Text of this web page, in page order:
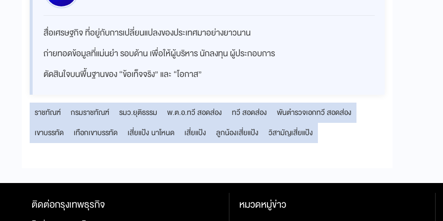
สื่อเศรษฐกิจ ที่อยู่กับการเปลี่ยนแปลงของประเทศมาอย่างยาวนาน
ถ่ายทอดข้อมูลที่แม่นยำ รอบด้าน เพื่อให้ผู้บริหาร นักลงทุน ผู้ประกอบการ
ตัดสินใจบนพื้นฐานของ “ข้อเท็จจริง” และ “โอกาส”
ราชทัณฑ์ กรมราชทัณฑ์ รมว.ยุติธรรม พ.ต.อ.ทวี สอดส่อง ทวี สอดส่อง
พันตำรวจเอกทวี สอดส่อง
เขาบรรทัด
เทือกเขาบรรทัด เสี่ยแป้ง นาโหนด เสี่ยแป้ง ลูกน้องเสี่ยแป้ง วิสามัญเสี่ยแป้ง
ติดต่อกรุงเทพธุรกิจ หมวดหมู่ข่าว